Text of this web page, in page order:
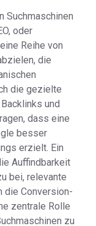
Suchmaschinen
oder
Reihe von
die
die gezielte
und
dass eine
besser
erzielt. Ein
Auffindbarkeit
bei, relevante
die Conversion-
zentrale Rolle
zu